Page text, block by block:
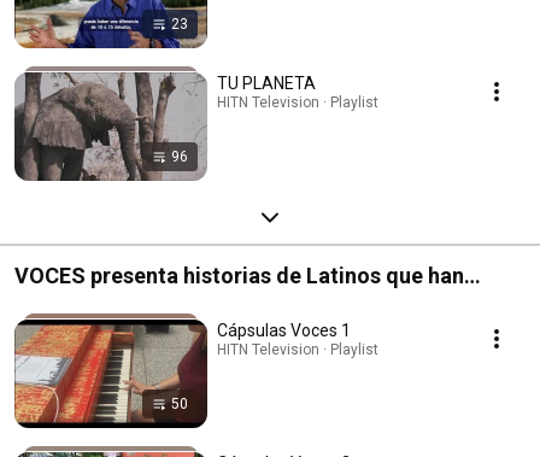
23
96
TU PLANETA
HITN Television · Playlist
VOCES presenta historias de Latinos que han
50
Cápsulas Voces 1
HITN Television · Playlist